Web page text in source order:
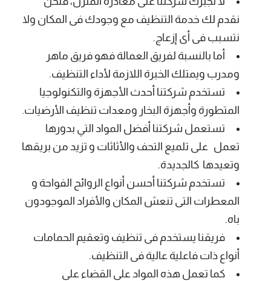
نقدم لك خدمة التنظيف مع وجودك فى المكان ولا
نتسبب فى أى إزعاج.
أما بالنسبة لفريق العمالة فهو فريق ماهر
ومدرب ويمتلك الخبرة اللازمة لأداء التنظيف.
تستخدم شركتنا أحدث الأجهزة والتكنولوجيا
المتطورة وأجهزة البخار ومعدات تنظيف الأرضيات.
تستعمل شركتنا أفضل المواد التي بدورها
تعمل على تلميع التحف والأثاثات و تزيد من بريقها
وتعيدها كالجديدة.
تستخدم شركتنا أحسن أنواع الروائح الفواحة و
المعطرات التى تنعش المكان والأفراد الموجودون
باه.
فريقنا يستخدم فى تنظيف وتعقيم الحمامات
أنواع ذات فاعلية عالية فى التنظيف.
كما تعمل هذه المواد على القضاء على